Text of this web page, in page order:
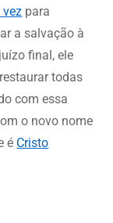
para
a salvação à
final, ele
todas
com essa
o novo nome
é Cristo